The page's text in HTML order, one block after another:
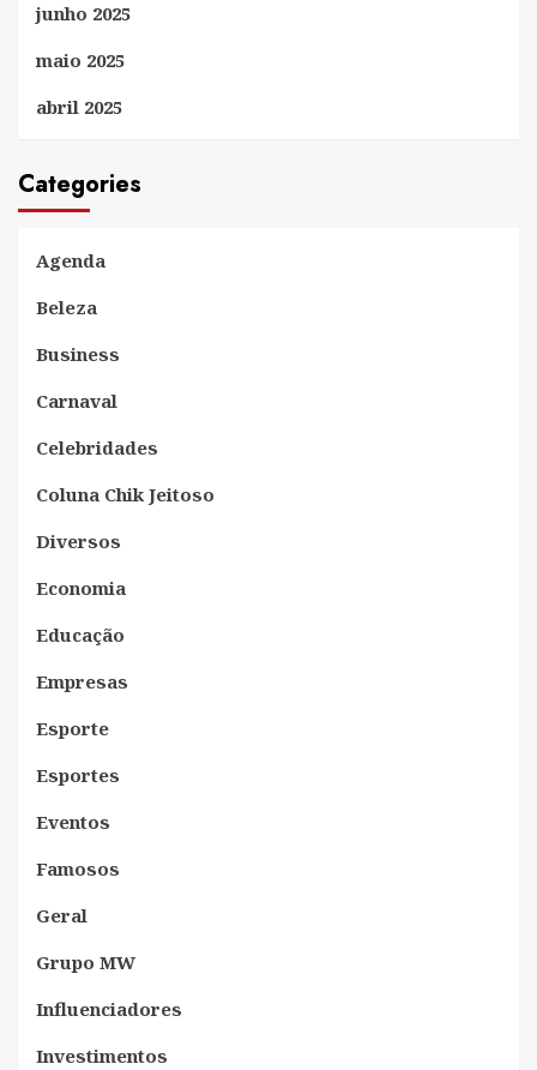
junho 2025
maio 2025
abril 2025
Categories
Agenda
Beleza
Business
Carnaval
Celebridades
Coluna Chik Jeitoso
Diversos
Economia
Educação
Empresas
Esporte
Esportes
Eventos
Famosos
Geral
Grupo MW
Influenciadores
Investimentos